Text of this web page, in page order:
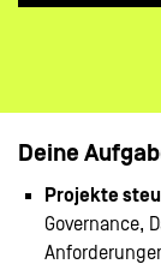
Deine
Projekte
Governance,